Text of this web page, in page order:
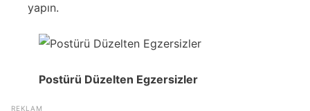
yapın.
Postürü Düzelten Egzersizler